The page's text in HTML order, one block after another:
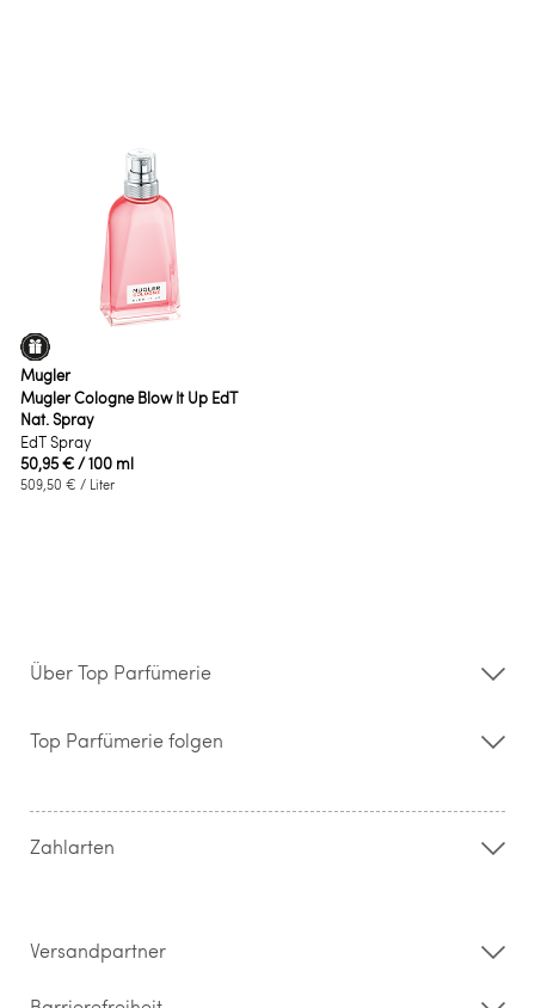
Mugler
Mugler Cologne Blow It Up EdT
Nat. Spray
EdT Spray
50,95 € / 100 ml
509,50 € / Liter
Über Top Parfümerie
Storefinder
Kontakt
Widerrufsrecht & Rückgabebedingungen
Top Parfümerie folgen
Zahlarten
Versandpartner